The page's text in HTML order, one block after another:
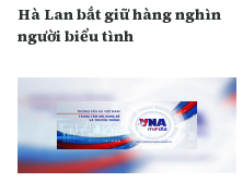
Hà Lan bắt giữ hàng nghìn
người biểu tình